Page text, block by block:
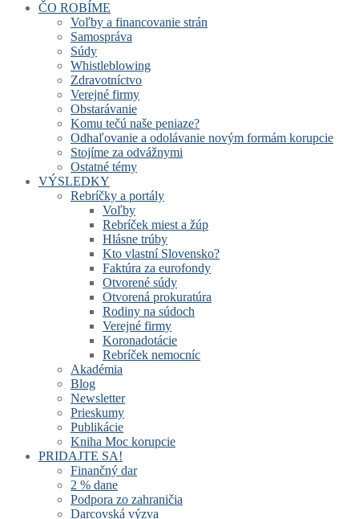
ČO ROBÍME
Voľby a financovanie strán
Samospráva
Súdy
Whistleblowing
Zdravotníctvo
Verejné firmy
Obstarávanie
Komu tečú naše peniaze?
Odhaľovanie a odolávanie novým formám korupcie
Stojíme za odvážnymi
Ostatné témy
VÝSLEDKY
Rebríčky a portály
Voľby
Rebríček miest a žúp
Hlásne trúby
Kto vlastní Slovensko?
Faktúra za eurofondy
Otvorené súdy
Otvorená prokuratúra
Rodiny na súdoch
Verejné firmy
Koronadotácie
Rebríček nemocníc
Akadémia
Blog
Newsletter
Prieskumy
Publikácie
Kniha Moc korupcie
PRIDAJTE SA!
Finančný dar
2 % dane
Podpora zo zahraničia
Darcovská výzva